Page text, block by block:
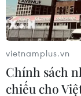
theo bước
Á.
vietnamplus.vn
Chính sách
chiếu cho